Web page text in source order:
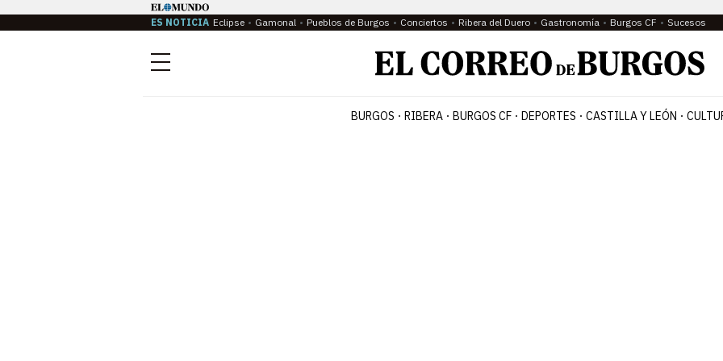
ES NOTICIA Eclipse Gamonal Pueblos de Burgos Conciertos Ribera del Duero Gastronomía Burgos CF Sucesos
Menú
BURGOS RIBERA BURGOS CF DEPORTES CASTILLA Y LEÓN